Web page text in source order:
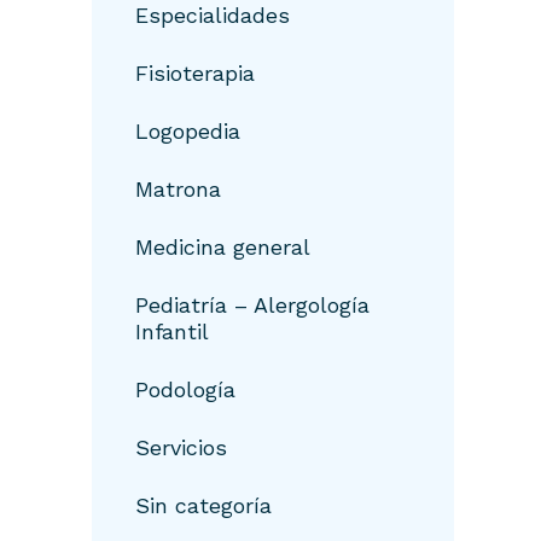
Especialidades
Fisioterapia
Logopedia
Matrona
Medicina general
Pediatría – Alergología
Infantil
Podología
Servicios
Sin categoría